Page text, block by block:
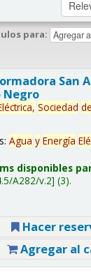
para:
San
Negro
Sociedad de
Agua y Energía
disponibles
A282/v.2 (3).
Hacer
Agregar al